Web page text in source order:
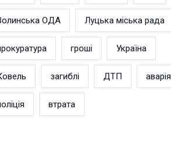
ОДА Луцька міська рада
гроші Україна
загиблі ДТП аварія
втрата